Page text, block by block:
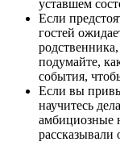
уставшем
Если
гостей
подумайте,
события,
Если вы
научитесь
амбициозные
рассказывали